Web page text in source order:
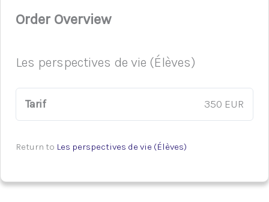
Order Overview
Les perspectives de vie (Élèves)
Tarif 350 EUR
Return to Les perspectives de vie (Élèves)